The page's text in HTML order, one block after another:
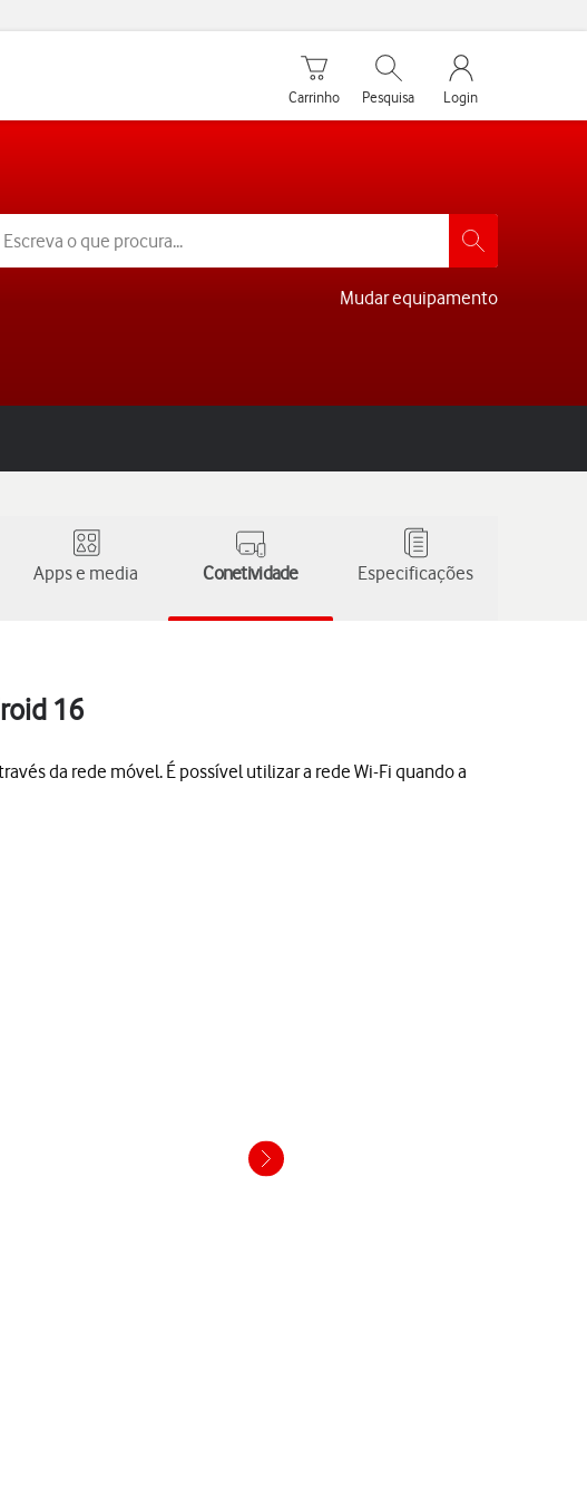
Carrinho de compras
Carrinho
Pesquisar
Pesquisa
My Vodafone
Login
Mudar equipamento
Apps e media Conetividade Especificações
16
da rede móvel. É possível utilizar a rede Wi-Fi quando a